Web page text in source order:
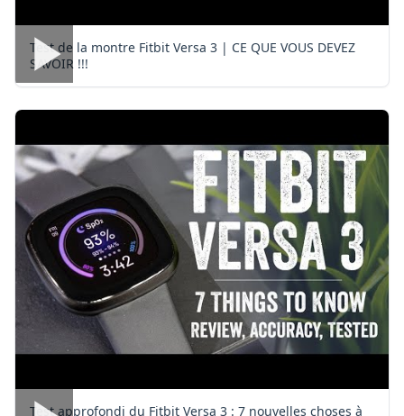
Test de la montre Fitbit Versa 3 | CE QUE VOUS DEVEZ
SAVOIR !!!
Test approfondi du Fitbit Versa 3 : 7 nouvelles choses à